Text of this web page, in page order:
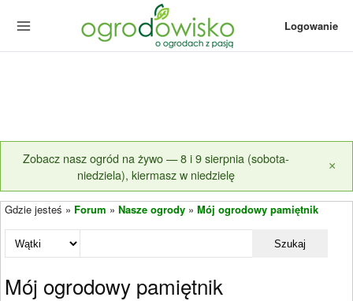
Logowanie
Zobacz nasz ogród na żywo — 8 i 9 sierpnia (sobota-
niedziela), kiermasz w niedzielę
×
Gdzie jesteś » Forum » Nasze ogrody » Mój ogrodowy pamiętnik
Szukaj
Mój ogrodowy pamiętnik